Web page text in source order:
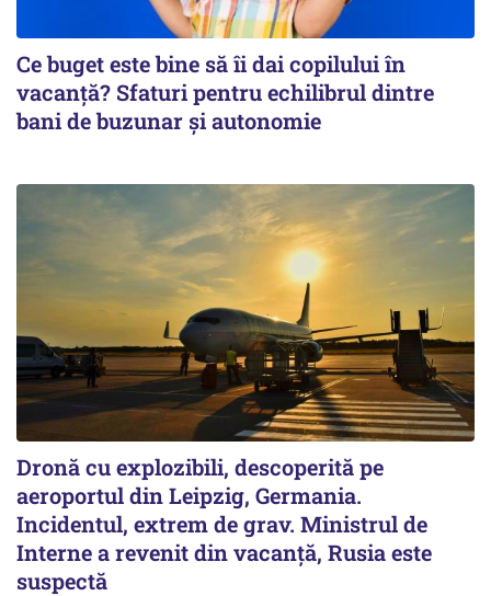
Ce buget este bine să îi dai copilului în
vacanță? Sfaturi pentru echilibrul dintre
bani de buzunar și autonomie
Dronă cu explozibili, descoperită pe
aeroportul din Leipzig, Germania.
Incidentul, extrem de grav. Ministrul de
Interne a revenit din vacanță, Rusia este
suspectă